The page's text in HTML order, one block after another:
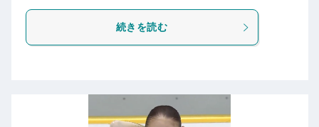
続きを読む